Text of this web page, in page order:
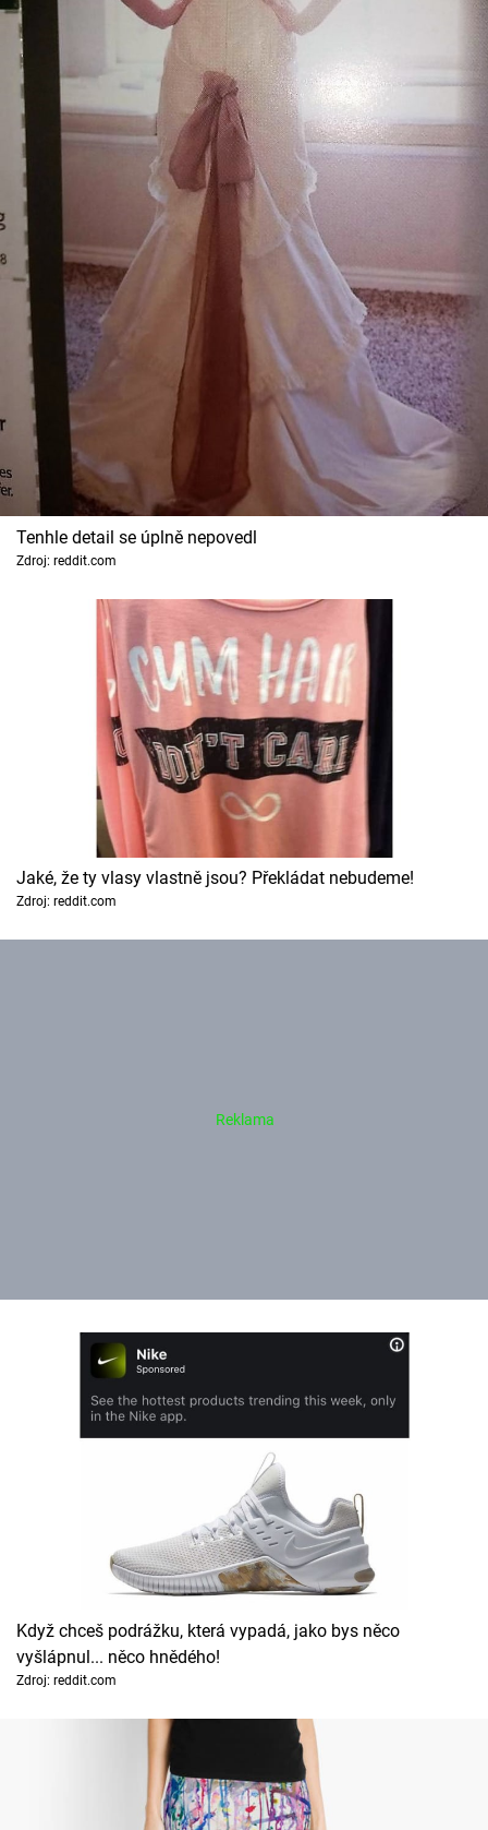
Tenhle detail se úplně nepovedl
Zdroj: reddit.com
Jaké, že ty vlasy vlastně jsou? Překládat nebudeme!
Zdroj: reddit.com
Když chceš podrážku, která vypadá, jako bys něco
vyšlápnul... něco hnědého!
Zdroj: reddit.com